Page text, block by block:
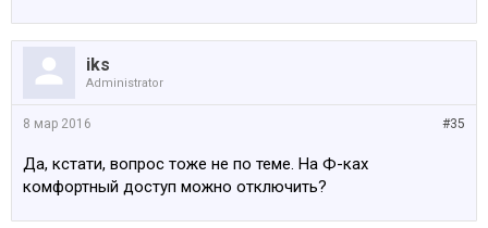
iks
Administrator
#35
8 мар 2016
Да, кстати, вопрос тоже не по теме. На Ф-ках
комфортный доступ можно отключить?